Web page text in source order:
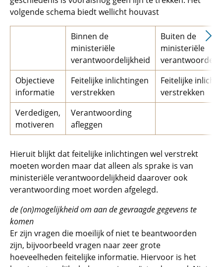
volgendeschema biedt wellicht houvast
Binnen de
ministeriële
verantwoordelijkheid
Buiten de
ministeriële
Objectieve
informatie
Feitelijke inlichtingen
verstrekken
Feitelijke
verstrekken
Verdedigen,
motiveren
Verantwoording
afleggen
Hieruit blijkt dat feitelijke inlichtingen wel verstrekt
moeten worden maar dat alleen als sprake is van
ministeriële verantwoordelijkheid daarover ook
verantwoording moet worden afgelegd.
de (on)mogelijkheid om aan de gevraagde gegevens te
komen
Er zijn vragen die moeilijk of niet te beantwoorden
zijn, bijvoorbeeld vragen naar zeer grote
hoeveelheden feitelijke informatie. Hiervoor is het